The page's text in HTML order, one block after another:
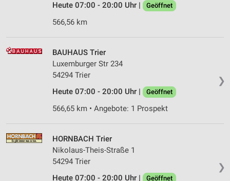
Heute 07:00 - 20:00 Uhr |
Geöffnet
566,56 km
❯
BAUHAUS Trier
Luxemburger Str 234
54294 Trier
Heute 07:00 - 20:00 Uhr |
Geöffnet
566,65 km • Angebote: 1 Prospekt
❯
HORNBACH Trier
Nikolaus-Theis-Straße 1
54294 Trier
Heute 07:00 - 20:00 Uhr |
Geöffnet